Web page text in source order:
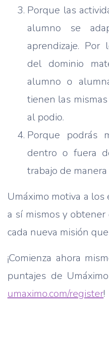
Porque las
alumno se
aprendizaje. Por
del dominio
alumno o
tienen las
al podio.
Porque podrás
dentro o fuera
trabajo de
Umáximo motiva a
a sí mismos y
cada nueva misión
¡Comienza ahora
puntajes de
umaximo.com/register!